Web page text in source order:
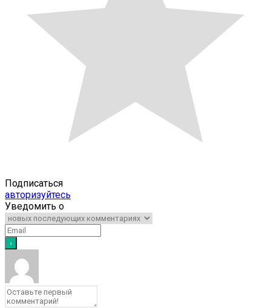
Подписаться
авторизуйтесь
Уведомить о